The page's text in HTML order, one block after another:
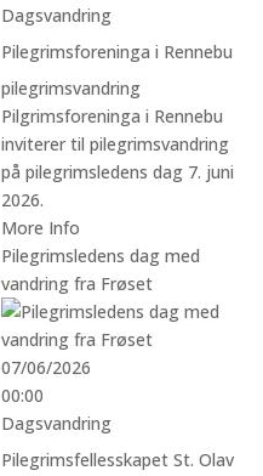
Dagsvandring
Pilegrimsforeninga i Rennebu
pilegrimsvandring
Pilgrimsforeninga i Rennebu
inviterer til pilegrimsvandring
på pilegrimsledens dag 7. juni
2026.
More Info
Pilegrimsledens dag med
vandring fra Frøset
07/06/2026
00:00
Dagsvandring
Pilegrimsfellesskapet St. Olav